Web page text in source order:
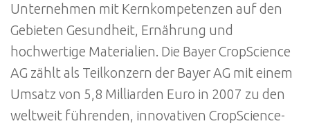
Unternehmen mit Kernkompetenzen auf den
Gebieten Gesundheit, Ernährung und
hochwertige Materialien. Die Bayer CropScience
AG zählt als Teilkonzern der Bayer AG mit einem
Umsatz von 5,8 Milliarden Euro in 2007 zu den
weltweit führenden, innovativen CropScience-